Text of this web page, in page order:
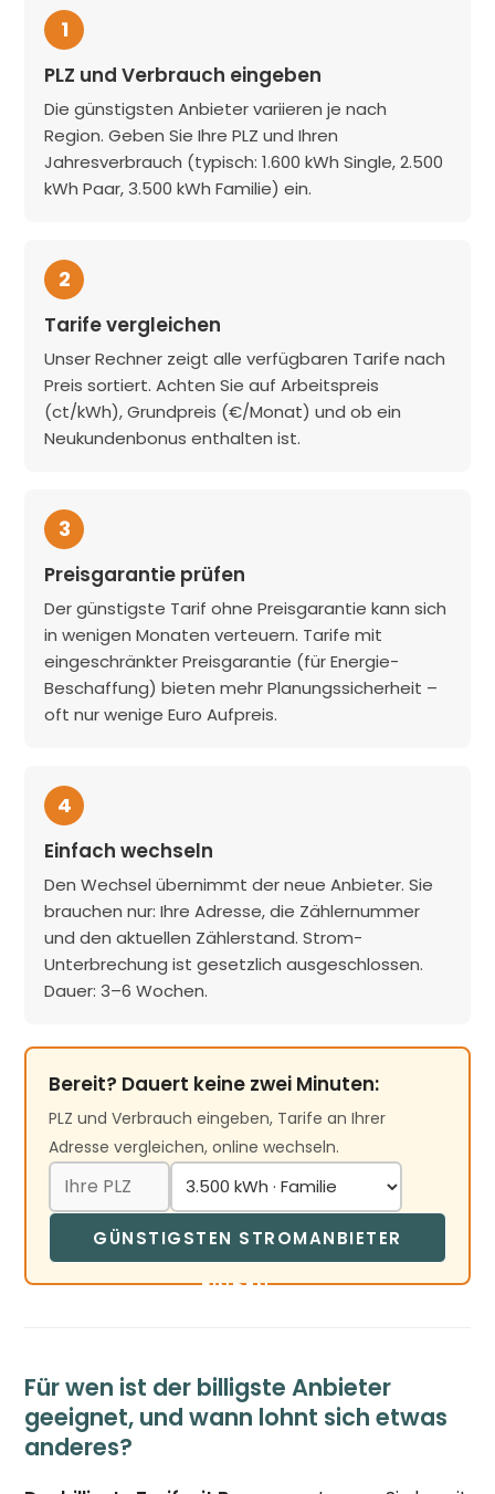
1
PLZ und Verbrauch eingeben
Die günstigsten Anbieter variieren je nach
Region. Geben Sie Ihre PLZ und Ihren
Jahresverbrauch (typisch: 1.600 kWh Single, 2.500
kWh Paar, 3.500 kWh Familie) ein.
2
Tarife vergleichen
Unser Rechner zeigt alle verfügbaren Tarife nach
Preis sortiert. Achten Sie auf Arbeitspreis
(ct/kWh), Grundpreis (€/Monat) und ob ein
Neukundenbonus enthalten ist.
3
Preisgarantie prüfen
Der günstigste Tarif ohne Preisgarantie kann sich
in wenigen Monaten verteuern. Tarife mit
eingeschränkter Preisgarantie (für Energie-
Beschaffung) bieten mehr Planungssicherheit –
oft nur wenige Euro Aufpreis.
4
Einfach wechseln
Den Wechsel übernimmt der neue Anbieter. Sie
brauchen nur: Ihre Adresse, die Zählernummer
und den aktuellen Zählerstand. Strom-
Unterbrechung ist gesetzlich ausgeschlossen.
Dauer: 3–6 Wochen.
Bereit? Dauert keine zwei Minuten:
PLZ und Verbrauch eingeben, Tarife an Ihrer
Adresse vergleichen, online wechseln.
GÜNSTIGSTEN STROMANBIETER
FINDEN →
Für wen ist der billigste Anbieter
geeignet, und wann lohnt sich etwas
anderes?